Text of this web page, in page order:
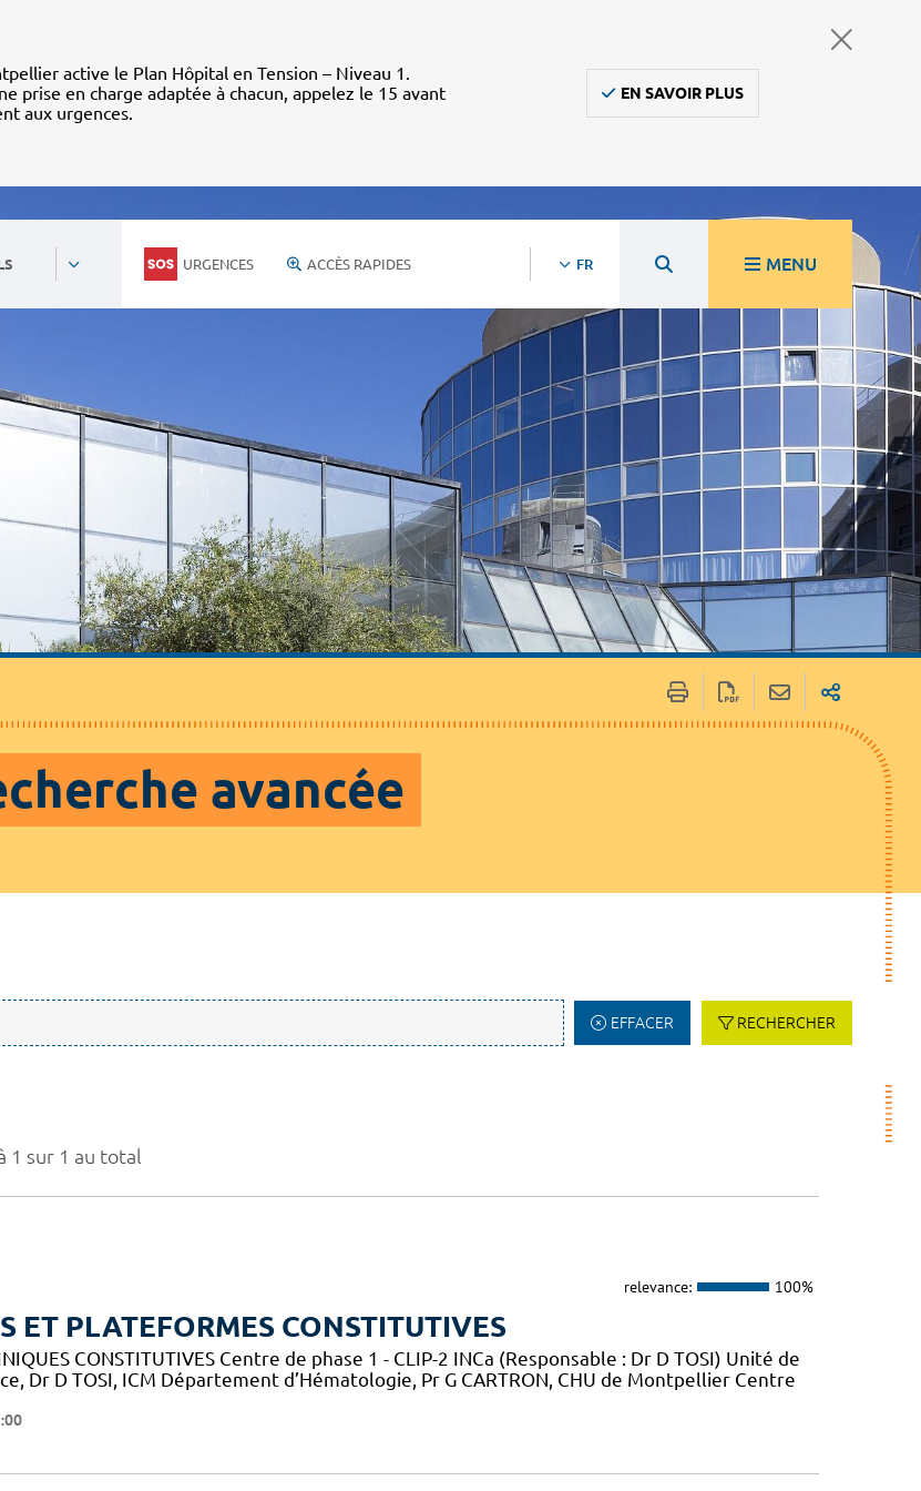
active le Plan Hôpital en Tension – Niveau 1.
prise en charge adaptée à chacun, appelez le 15 avant
aux urgences.
EN SAVOIR PLUS
URGENCES ACCÈS RAPIDES FR MENU
avancée
EFFACER RECHERCHER
1 sur 1 au total
relevance: 100%
ET PLATEFORMES CONSTITUTIVES
CONSTITUTIVES Centre de phase 1 - CLIP-2 INCa (Responsable : Dr D TOSI) Unité de
Dr D TOSI, ICM Département d’Hématologie, Pr G CARTRON, CHU de Montpellier Centre